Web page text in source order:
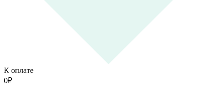
К оплате
0₽